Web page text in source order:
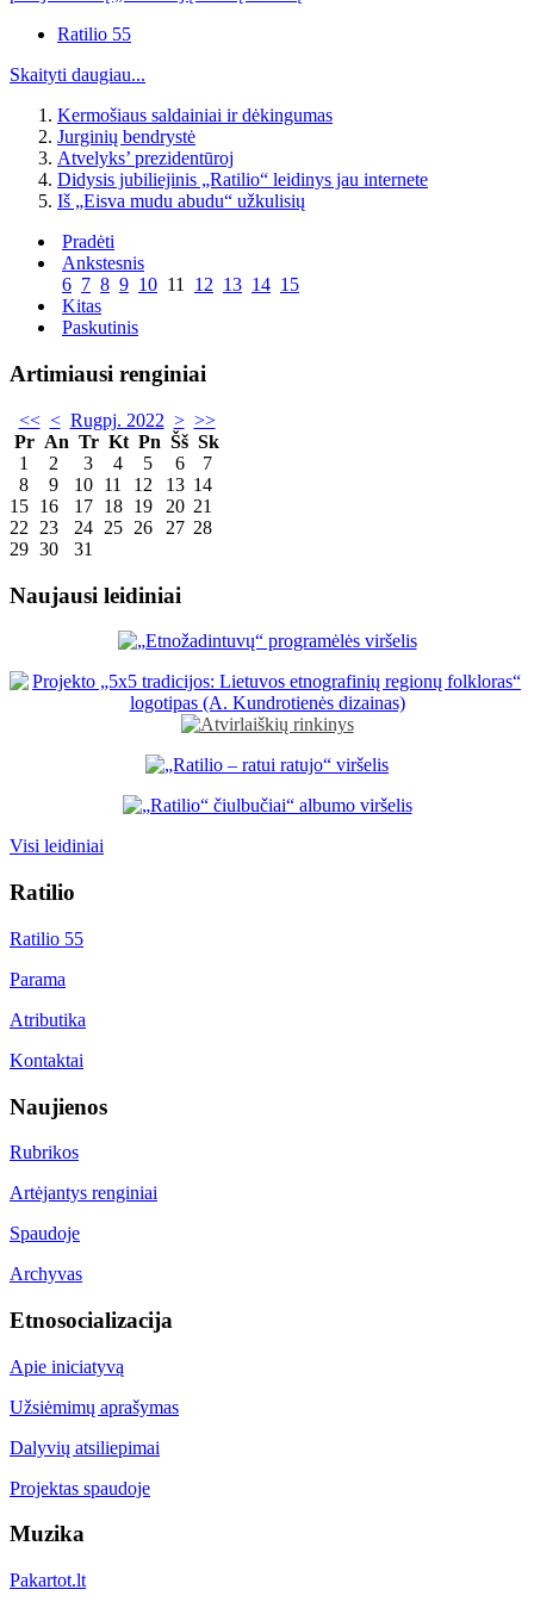
Ratilio 55
Skaityti daugiau...
Kermošiaus saldainiai ir dėkingumas
Jurginių bendrystė
Atvelyks’ prezidentūroj
Didysis jubiliejinis „Ratilio“ leidinys jau internete
Iš „Eisva mudu abudu“ užkulisių
Pradėti
Ankstesnis
6 7 8 9 10 11 12 13 14 15
Kitas
Paskutinis
Artimiausi renginiai
<< < Rugpj. 2022 > >>
Pr An Tr Kt Pn Šš Sk
1
2 3 4 5 6
7
8
9 10 11 12 13 14
15 16 17 18 19 20 21
22
23 24 25 26 27 28
29 30 31
Naujausi leidiniai
Visi leidiniai
Ratilio
Ratilio 55
Parama
Atributika
Kontaktai
Naujienos
Rubrikos
Artėjantys renginiai
Spaudoje
Archyvas
Etnosocializacija
Apie iniciatyvą
Užsiėmimų aprašymas
Dalyvių atsiliepimai
Projektas spaudoje
Muzika
Pakartot.lt